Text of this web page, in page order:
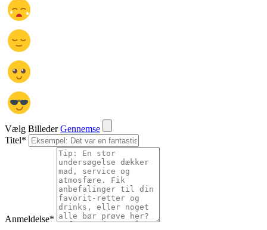
Vælg Billeder Gennemse
Titel*
Anmeldelse*